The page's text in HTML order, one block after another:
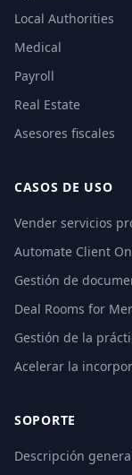
Local Authorities
Medical
Payroll
Real Estate
Asesores fiscales
CASOS DE USO
Vender servicios
Automate Client
Gestión de
Deal Rooms for
Gestión de la
Acelerar la
SOPORTE
Descripción